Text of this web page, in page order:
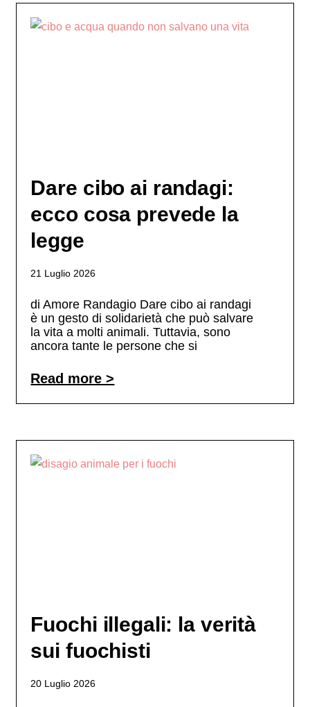
Dare cibo ai randagi:
ecco cosa prevede la
legge
21 Luglio 2026
di Amore Randagio Dare cibo ai randagi
è un gesto di solidarietà che può salvare
la vita a molti animali. Tuttavia, sono
ancora tante le persone che si
Read more >
Fuochi illegali: la verità
sui fuochisti
20 Luglio 2026